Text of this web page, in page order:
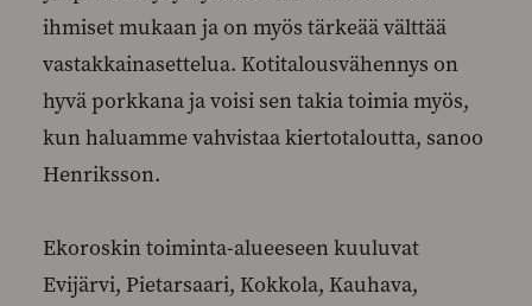
ihmiset mukaan ja on myös tärkeää välttää
vastakkainasettelua. Kotitalousvähennys on
hyvä porkkana ja voisi sen takia toimia myös,
kun haluamme vahvistaa kiertotaloutta, sanoo
Henriksson.
Ekoroskin toiminta-alueeseen kuuluvat
Evijärvi, Pietarsaari, Kokkola, Kauhava,